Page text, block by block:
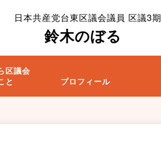
日本共産党台東区議会議員 区議3期
鈴木のぼる
区議会
と
プロフィール